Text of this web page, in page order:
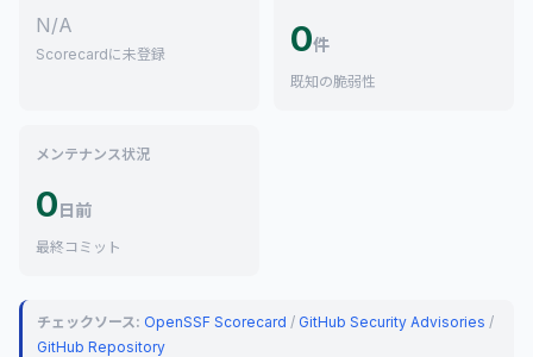
N/A
Scorecardに未登録 0件
既知の脆弱性
メンテナンス状況
0日前
最終コミット
チェックソース: OpenSSF Scorecard / GitHub Security Advisories /
GitHub Repository